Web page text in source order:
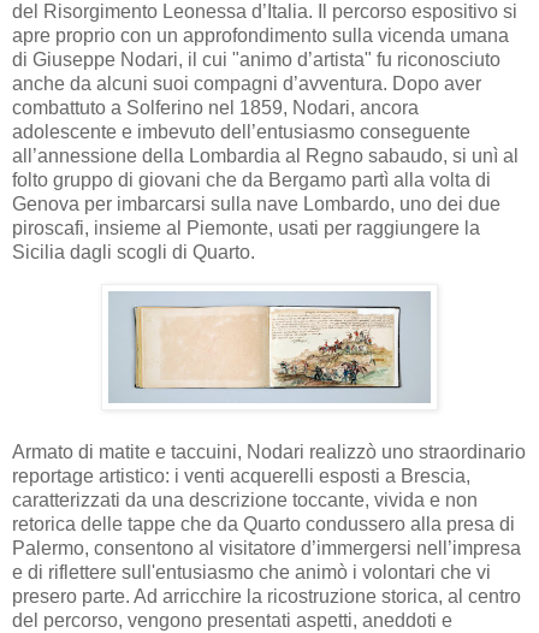
del Risorgimento Leonessa d’Italia. Il percorso espositivo si
apre proprio con un approfondimento sulla vicenda umana
di Giuseppe Nodari, il cui "animo d’artista" fu riconosciuto
anche da alcuni suoi compagni d’avventura. Dopo aver
combattuto a Solferino nel 1859, Nodari, ancora
adolescente e imbevuto dell’entusiasmo conseguente
all’annessione della Lombardia al Regno sabaudo, si unì al
folto gruppo di giovani che da Bergamo partì alla volta di
Genova per imbarcarsi sulla nave Lombardo, uno dei due
piroscafi, insieme al Piemonte, usati per raggiungere la
Sicilia dagli scogli di Quarto.
Armato di matite e taccuini, Nodari realizzò uno straordinario
reportage artistico: i venti acquerelli esposti a Brescia,
caratterizzati da una descrizione toccante, vivida e non
retorica delle tappe che da Quarto condussero alla presa di
Palermo, consentono al visitatore d’immergersi nell’impresa
e di riflettere sull'entusiasmo che animò i volontari che vi
presero parte. Ad arricchire la ricostruzione storica, al centro
del percorso, vengono presentati aspetti, aneddoti e